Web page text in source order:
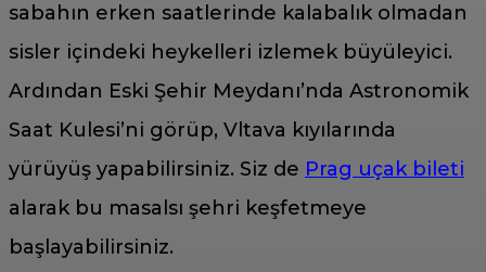
sabahın erken saatlerinde kalabalık olmadan
sisler içindeki heykelleri izlemek büyüleyici.
Ardından Eski Şehir Meydanı’nda Astronomik
Saat Kulesi’ni görüp, Vltava kıyılarında
yürüyüş yapabilirsiniz. Siz de Prag uçak bileti
alarak bu masalsı şehri keşfetmeye
başlayabilirsiniz.